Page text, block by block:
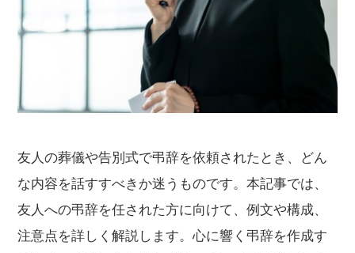
友人の葬儀や告別式で弔辞を依頼されたとき、どん
な内容を話すすべきか迷うものです。本記事では、
友人への弔辞を任された方に向けて、例文や構成、
注意点を詳しく解説します。心に響く弔辞を作成す